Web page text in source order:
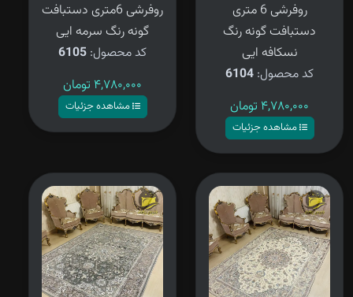
روفرشی 6 متری
دستبافت گونه رنگ
نسکافه ایی
کد محصول: 6104
۴,۷۸۰,۰۰۰ تومان
مشاهده جزئیات
روفرشی 6متری دستبافت
گونه رنگ سرمه ایی
کد محصول: 6105
۴,۷۸۰,۰۰۰ تومان
مشاهده جزئیات